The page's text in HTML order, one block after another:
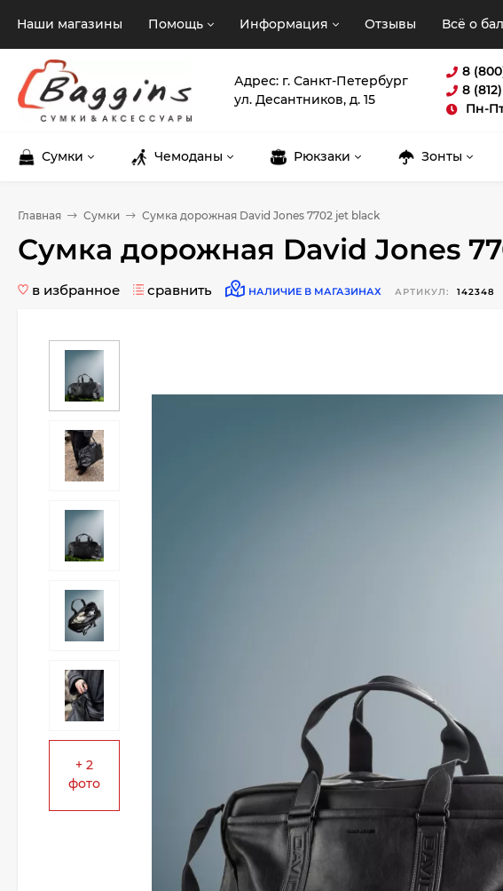
Наши магазины Помощь Информация Отзывы Всё о
Адрес: г. Санкт-Петербург
ул. Десантников, д. 15
8
8
Пн-
Сумки Чемоданы Рюкзаки Зонты
Главная Сумки Сумка дорожная David Jones 7702 jet black
Сумка дорожная David Jones
в избранное сравнить НАЛИЧИЕ В МАГАЗИНАХ АРТИКУЛ: 142348
+ 2
фото
25%